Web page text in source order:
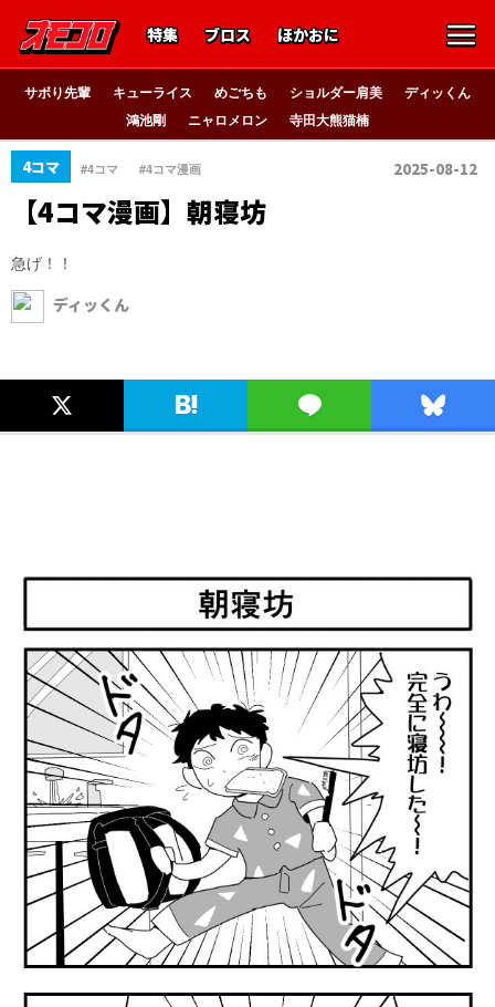
特集 ブロス ほかおに
サボり先輩 キューライス めごちも ショルダー肩美
ディッくん
鴻池剛
ニャロメロン 寺田大熊猫楠
4コマ #4コマ #4コマ漫画 2025-08-12
【4コマ漫画】朝寝坊
急げ！！
ディッくん